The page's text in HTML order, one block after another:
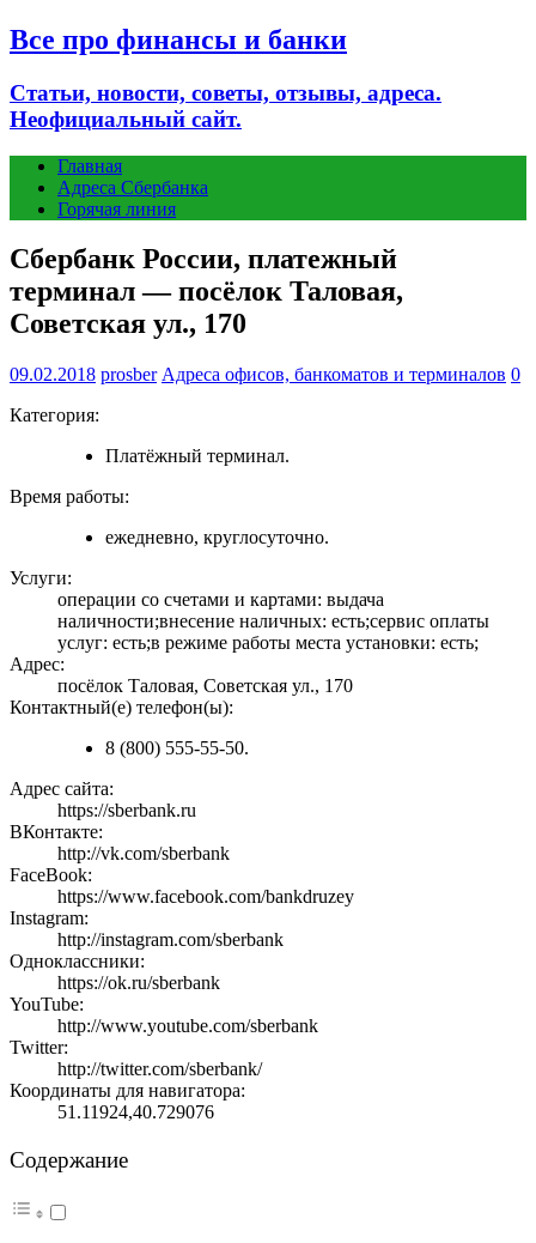
Все про финансы и банки
Статьи, новости, советы, отзывы, адреса.
Неофициальный сайт.
Главная
Адреса Сбербанка
Горячая линия
Сбербанк России, платежный
терминал — посёлок Таловая,
Советская ул., 170
09.02.2018 prosber Адреса офисов, банкоматов и терминалов 0
Категория:
Платёжный терминал.
Время работы:
ежедневно, круглосуточно.
Услуги:
операции со счетами и картами: выдача
наличности;внесение наличных: есть;сервис оплаты
услуг: есть;в режиме работы места установки: есть;
Адрес:
посёлок Таловая, Советская ул., 170
Контактный(е) телефон(ы):
8 (800) 555-55-50.
Адрес сайта:
https://sberbank.ru
ВКонтакте:
http://vk.com/sberbank
FaceBook:
https://www.facebook.com/bankdruzey
Instagram:
http://instagram.com/sberbank
Одноклассники:
https://ok.ru/sberbank
YouTube:
http://www.youtube.com/sberbank
Twitter:
http://twitter.com/sberbank/
Координаты для навигатора:
51.11924,40.729076
Содержание